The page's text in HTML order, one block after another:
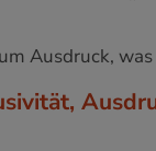
Ausdruck,